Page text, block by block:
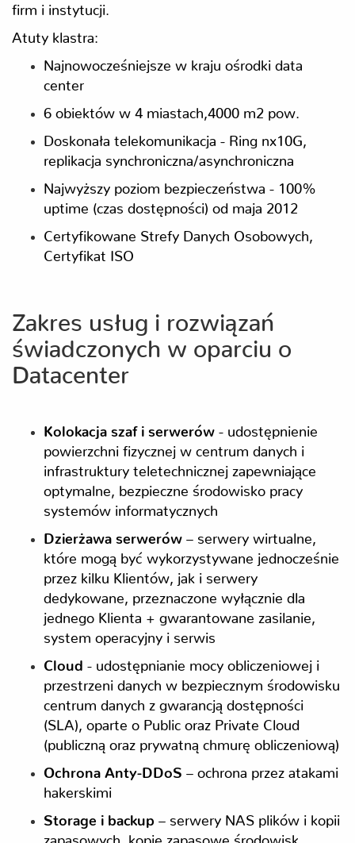
firm i instytucji.
Atuty klastra:
Najnowocześniejsze w kraju ośrodki data
center
6 obiektów w 4 miastach,4000 m2 pow.
Doskonała telekomunikacja - Ring nx10G,
replikacja synchroniczna/asynchroniczna
Najwyższy poziom bezpieczeństwa - 100%
uptime (czas dostępności) od maja 2012
Certyfikowane Strefy Danych Osobowych,
Certyfikat ISO
Zakres usług i rozwiązań
świadczonych w oparciu o
Datacenter
Kolokacja szaf i serwerów - udostępnienie
powierzchni fizycznej w centrum danych i
infrastruktury teletechnicznej zapewniające
optymalne, bezpieczne środowisko pracy
systemów informatycznych
Dzierżawa serwerów – serwery wirtualne,
które mogą być wykorzystywane jednocześnie
przez kilku Klientów, jak i serwery
dedykowane, przeznaczone wyłącznie dla
jednego Klienta + gwarantowane zasilanie,
system operacyjny i serwis
Cloud
- udostępnianie mocy obliczeniowej i
przestrzeni danych w bezpiecznym środowisku
centrum danych z gwarancją dostępności
(SLA), oparte o Public oraz Private Cloud
(publiczną oraz prywatną chmurę obliczeniową)
Ochrona Anty-DDoS – ochrona przez atakami
hakerskimi
Storage i backup
– serwery NAS plików i kopii
zapasowych, kopie zapasowe środowisk